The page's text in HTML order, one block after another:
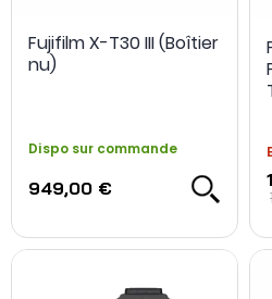
Fujifilm X-T30 III (Boîtier
nu)
Dispo sur commande
949,00 €